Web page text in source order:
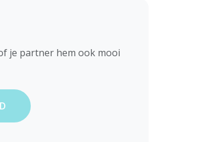
je partner hem ook mooi